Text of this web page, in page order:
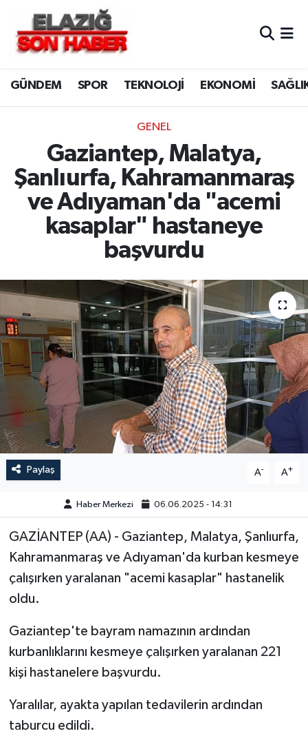
GÜNDEM SPOR TEKNOLOJİ EKONOMİ
GENEL
Gaziantep, Malatya,
Şanlıurfa, Kahramanmaraş
ve Adıyaman'da "acemi
kasaplar" hastaneye
başvurdu
Paylaş A- A+
Haber Merkezi 06.06.2025 - 14:31
GAZİANTEP (AA) - Gaziantep, Malatya, Şanlıurfa,
Kahramanmaraş ve Adıyaman'da kurban kesmeye
çalışırken yaralanan "acemi kasaplar" hastanelik
oldu.
Gaziantep'te bayram namazının ardından
kurbanlıklarını kesmeye çalışırken yaralanan 221
kişi hastanelere başvurdu.
Yaralılar, ayakta yapılan tedavilerin ardından
taburcu edildi.
CANLI YAYIN
ASAYİŞ
BİLİM VE TEKNOLOJİ
DÜNYA
EĞİTİM
EKONOMİ
GENEL
GÜNDEM
HABERDE İNSAN
KÜLTÜR-SANAT
MAGAZİN
MEDYA
ÖZEL HABER
POLİTİKA
SAĞLIK
SPOR
YAŞAM
Merkez Hava Durumu
Merkez Trafik Yoğunluk Haritası
Süper Lig Puan Durumu ve Fikstür
Tüm Manşetler
Son Dakika Haberleri
Haber Arşivi